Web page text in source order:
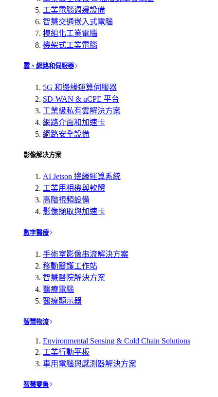
工業電腦週邊設備
智慧交通嵌入式電腦
模組化工業電腦
機架式工業電腦
雲、網路和伺服器
5G 和邊緣運算伺服器
SD-WAN & uCPE 平台
工業級私有雲解決方案
網路介面和加速卡
網路安全設備
影像解决方案
AI Jetson 邊緣運算系統
工業用相機與軟體
高階視頻設備
影像擷取與加速卡
數字醫療
手術室影像串流解決方案
移動醫護工作站
智慧醫院解決方案
醫療電腦
醫療顯示器
智慧物流
Environmental Sensing & Cold Chain Solutions
工業行動平板
車用電腦與感測器解決方案
智慧零售